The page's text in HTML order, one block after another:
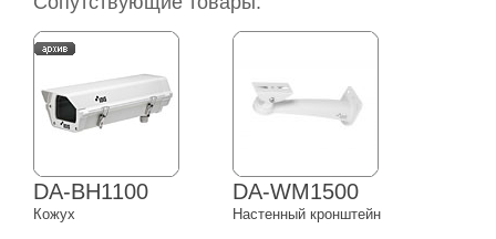
DA-BH1100
Кожух
DA-WM1500
Настенный кронштейн